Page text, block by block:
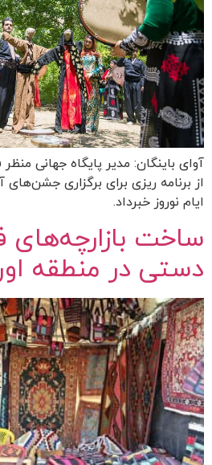
آوای باینگان: مدیر پایگاه جهانی
از برنامه ریزی برای برگزاری جشن‌های
ایام نوروز خبرداد.
ساخت
دستی در منطقه